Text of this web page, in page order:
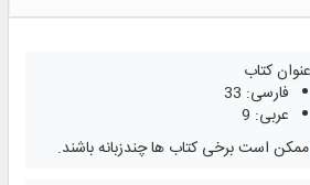
فارسی: 33
عربی: 9
ممکن است برخی کتاب ها چندزبانه باشند.